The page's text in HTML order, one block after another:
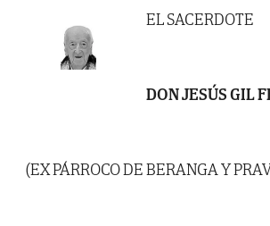
EL SACERDOTE
DON JESÚS GIL
(EX PÁRROCO DE BERANGA Y